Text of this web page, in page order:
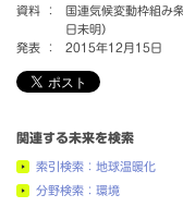
資料 ：
国連気候変動枠組み
日未明）
発表 ：
2015年12月15日
関連する未来を検索
索引検索：地球温暖化
分野検索：環境